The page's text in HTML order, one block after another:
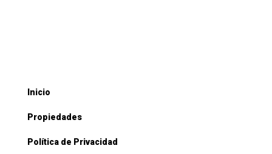
Inicio
Propiedades
Política de Privacidad